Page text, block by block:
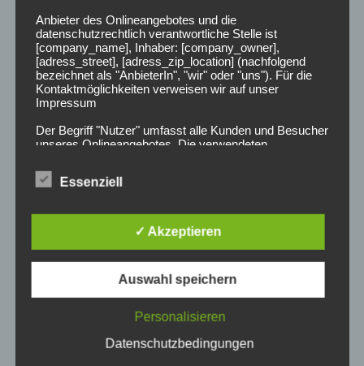
Oktober 2023
Juli 2023
Januar 2023
November 2022
Juli 2022
Anbieter des Onlineangebotes und die
datenschutzrechtlich verantwortliche Stelle ist
[company_name], Inhaber: [company_owner],
[adress_street], [adress_zip_location] (nachfolgend
bezeichnet als "AnbieterIn", "wir" oder "uns"). Für die
Kontaktmöglichkeiten verweisen wir auf unser
Impressum
Der Begriff "Nutzer" umfasst alle Kunden und Besucher
unseres Onlineangebotes. Die verwendeten
geschlechtsneutral zu verstehen.
Wir verarbeiten personenbezogene Daten der Nutzer
nur unter Einhaltung der einschlägigen
Datenschutzbestimmungen entsprechend den
Geboten der Datensparsamkeit- und
werden nur beim Vorliegen einer gesetzlichen
Erlaubnis, insbesondere wenn die Daten zur
Erbringung unserer vertraglichen Leistungen sowie
Online-Services erforderlich, bzw. gesetzlich
vorgeschrieben sind oder beim Vorliegen einer
Einwilligung verarbeitet.
Essenziell
✓ Akzeptieren
Auswahl speichern
Personalisieren
Datenschutzbedingungen